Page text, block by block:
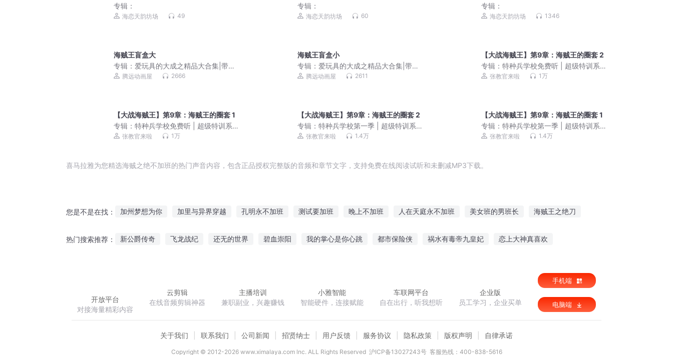
专辑：
海恋天韵坊场 49
专辑：
海恋天韵坊场 60
专辑：
海恋天韵坊场 1346
海贼王盲盒大
专辑： 爱玩具的大成之精品大合集|带你
遨游玩具世界
腾远动画屋 2666
海贼王盲盒小
专辑： 爱玩具的大成之精品大合集|带你
遨游玩具世界
腾远动画屋 2611
【大战海贼王】第9章：海贼王的圈套 2
专辑：特种兵学校免费听 | 超级特训系
列 | 八路叔叔
张教官来啦 1万
【大战海贼王】第9章：海贼王的圈套 1
专辑： 特种兵学校免费听 | 超级特训系
列 | 八路叔叔
张教官来啦 1万
【大战海贼王】第9章：海贼王的圈套 2
专辑：特种兵学校第一季 | 超级特训系
列 | 少年特战队
张教官来啦 1.4万
【大战海贼王】第9章：海贼王的圈套 1
专辑：特种兵学校第一季 | 超级特训系
列 | 少年特战队
张教官来啦 1.4万
喜马拉雅为您精选海贼之绝不加班的热门声音内容，包含正品授权完整版的音频和章节文字，支持免费在线阅读试听和未删减MP3下载。
您是不是在找： 加州梦想为你 加里与异界穿越 孔明永不加班 测试要加班 晚上不加班 人在天庭永不加班 美女班的男班长 海贼王之绝刀
热门搜索推荐： 新公爵传奇 飞龙战纪 还无的世界 碧血崇阳 我的掌心是你心跳 都市保险侠 祸水有毒帝九皇妃 恋上大神真喜欢
开放平台
对接海量精彩内容
云剪辑
在线音频剪辑神器
主播培训
兼职副业，兴趣赚钱
小雅智能
智能硬件，连接赋能
车联网平台
自在出行，听我想听
企业版
员工学习，企业买单
手机端
电脑端
关于我们 联系我们 公司新闻 招贤纳士 用户反馈 服务协议 隐私政策 版权声明 自律承诺
Copyright © 2012-2026www.ximalaya.com lnc. ALL Rights Reserved 沪ICP备13027243号 客服热线：400-838-5616